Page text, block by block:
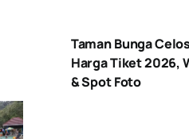
Taman Bunga
Harga Tiket 2026,
& Spot Foto